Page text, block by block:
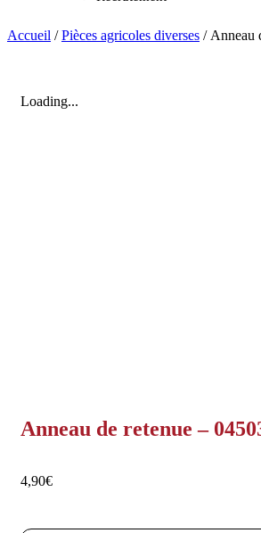
Accueil /Pièces agricoles diverses / Anneau
Loading...
Anneau de retenue –
4,90€